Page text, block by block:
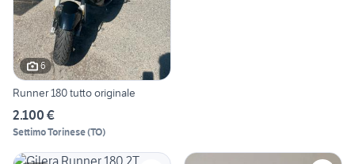
6
Runner 180 tutto originale
2.100 €
Settimo Torinese(TO)